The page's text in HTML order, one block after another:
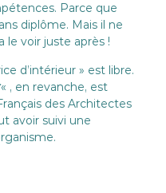
Parce que
diplôme. Mais il ne
le voir juste après !
d’intérieur » est libre.
« , en revanche, est
des Architectes
avoir suivi une